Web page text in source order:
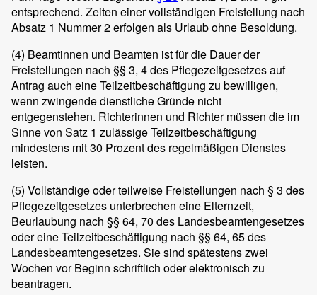
entsprechend. Zeiten einer vollständigen Freistellung nach
Absatz 1 Nummer 2 erfolgen als Urlaub ohne Besoldung.
(4) Beamtinnen und Beamten ist für die Dauer der
Freistellungen nach §§ 3, 4 des Pflegezeitgesetzes auf
Antrag auch eine Teilzeitbeschäftigung zu bewilligen,
wenn zwingende dienstliche Gründe nicht
entgegenstehen. Richterinnen und Richter müssen die im
Sinne von Satz 1 zulässige Teilzeitbeschäftigung
mindestens mit 30 Prozent des regelmäßigen Dienstes
leisten.
(5) Vollständige oder teilweise Freistellungen nach § 3 des
Pflegezeitgesetzes unterbrechen eine Elternzeit,
Beurlaubung nach §§ 64, 70 des Landesbeamtengesetzes
oder eine Teilzeitbeschäftigung nach §§ 64, 65 des
Landesbeamtengesetzes. Sie sind spätestens zwei
Wochen vor Beginn schriftlich oder elektronisch zu
beantragen.